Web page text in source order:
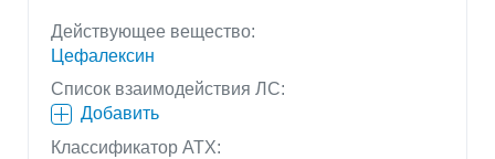
Действующее вещество:
Цефалексин
Список взаимодействия ЛС:
Добавить
Классификатор АТХ: